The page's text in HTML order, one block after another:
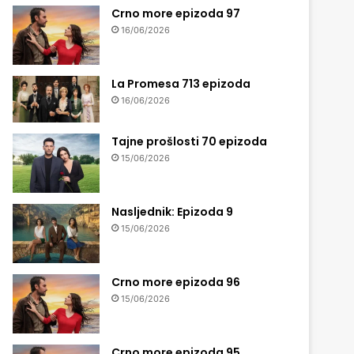
Crno more epizoda 97
16/06/2026
La Promesa 713 epizoda
16/06/2026
Tajne prošlosti 70 epizoda
15/06/2026
Nasljednik: Epizoda 9
15/06/2026
Crno more epizoda 96
15/06/2026